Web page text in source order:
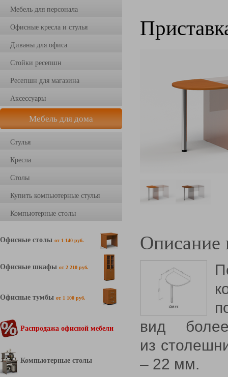
Мебель для персонала
Офисные кресла и стулья
Диваны для офиса
Стойки ресепшн
Ресепшн для магазина
Аксессуары
Мебель для дома
Стулья
Кресла
Столы
Купить компьютерные стулья
Компьютерные столы
Офисные столы от 1 140 руб.
Офисные шкафы от 2 210 руб.
Офисные тумбы от 1 100 руб.
Распродажа офисной мебели
Компьютерные столы
Описание
вид
из
– 22 мм.